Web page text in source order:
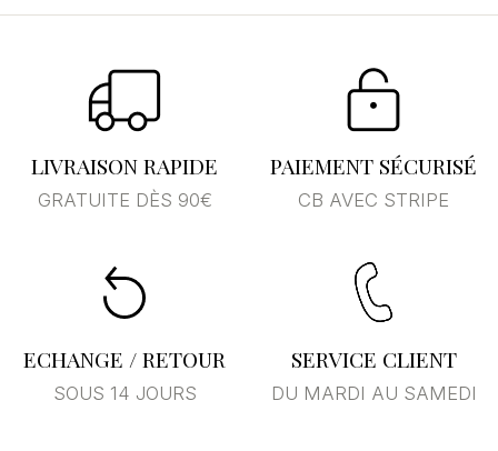
LIVRAISON RAPIDE
GRATUITE DÈS 90€
PAIEMENT SÉCURISÉ
CB AVEC STRIPE
ECHANGE / RETOUR
SOUS 14 JOURS
SERVICE CLIENT
DU MARDI AU SAMEDI